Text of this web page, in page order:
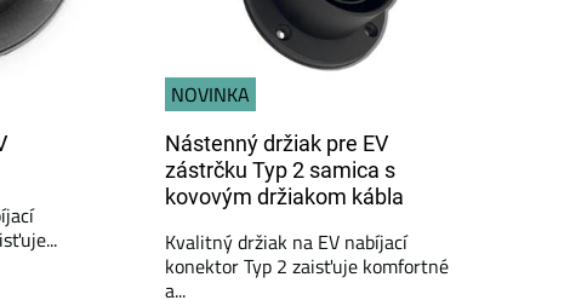
NOVINKA
Nástenný držiak pre EV
zástrčku Typ 2 samica s
kovovým držiakom kábla
Kvalitný držiak na EV nabíjací
konektor Typ 2 zaisťuje komfortné
a...